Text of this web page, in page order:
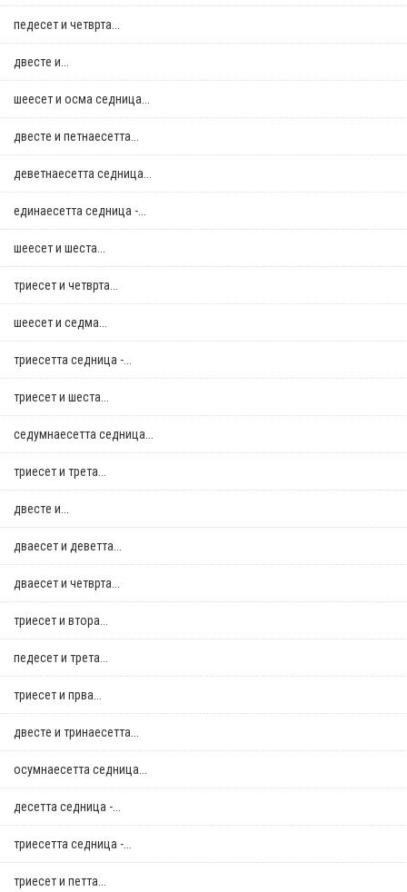
педесет и четврта...
двестe и...
шеесет и осма седница...
двестe и петнаесетта...
деветнаесетта седница...
единаесетта седница -...
шеесет и шеста...
триесет и четврта...
шеесет и седма...
триесетта седница -...
триесет и шеста...
седумнаесетта седница...
триесет и трета...
двестe и...
дваесет и деветта...
дваесет и четврта...
триесет и втора...
педесет и трета...
триесет и прва...
двестe и тринаесетта...
осумнaесетта седница...
десетта седница -...
триесетта седница -...
триесет и петта...